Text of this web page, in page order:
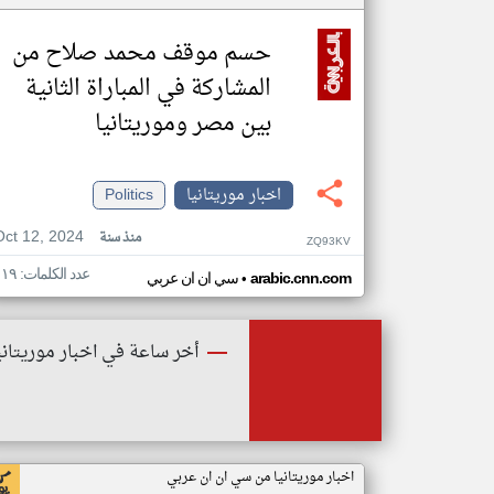
حسم موقف محمد صلاح من
المشاركة في المباراة الثانية
بين مصر وموريتانيا
اخبار موريتانيا
Politics
12, 2024
منذ سنة ZQ93KV
سي ان ان عربي• arabic.cnn.com عدد الكلمات: ١١٩
أخر ساعة في اخبار
اخبار موريتانيا من سي ان ان عربي